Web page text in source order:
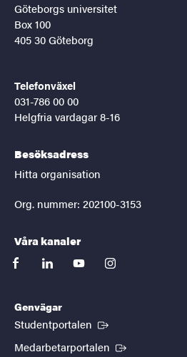
Göteborgs universitet
Box 100
405 30 Göteborg
Telefonväxel
031-786 00 00
Helgfria vardagar 8-16
Besöksadress
Hitta organisation
Org. nummer: 202100-3153
Våra kanaler
facebooklinkedinyoutubeinstagram
Genvägar
Studentportalen (Extern länk)
Medarbetarportalen (Extern länk)